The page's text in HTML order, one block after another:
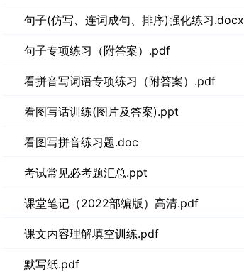
句子(仿写、连词成句、排序)强化练习.docx
句子专项练习（附答案）.pdf
看拼音写词语专项练习（附答案）.pdf
看图写话训练(图片及答案).ppt
看图写拼音练习题.doc
考试常见必考题汇总.ppt
课堂笔记（2022部编版）高清.pdf
课文内容理解填空训练.pdf
默写纸.pdf